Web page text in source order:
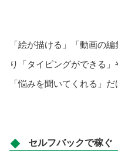
「絵が描ける」「動画の
り「タイピングができる」
「悩みを聞いてくれる」
セルフバックで稼ぐ